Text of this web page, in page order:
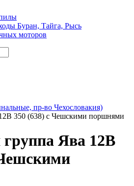
Буран, Тайга, Рысь
моторов
пр-во Чехословакия)
350 (638) с Чешскими поршнями
Ява 12В